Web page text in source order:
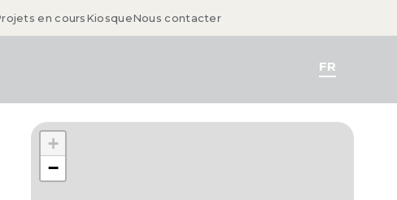
en coursKiosqueNous contacter
FR
+
−